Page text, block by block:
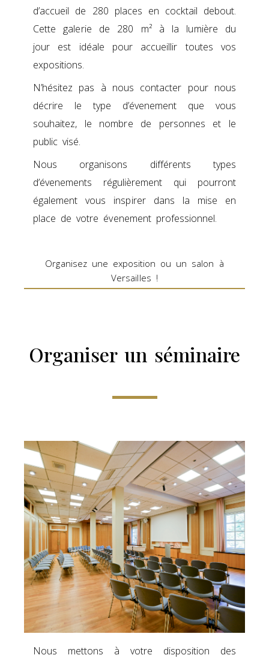
d’accueil de 280 places en cocktail debout.
Cette galerie de 280 m² à la lumière du
jour est idéale pour accueillir toutes vos
expositions.
N’hésitez pas à nous contacter pour nous
décrire le type d’évenement que vous
souhaitez, le nombre de personnes et le
public visé.
Nous organisons différents types
d’évenements régulièrement qui pourront
également vous inspirer dans la mise en
place de votre évenement professionnel.
Organisez une exposition ou un salon à
Versailles !
Organiser un séminaire
Nous mettons à votre disposition des